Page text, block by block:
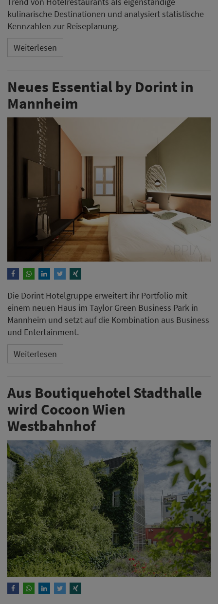
kulinarische Destinationen und analysiert statistische
Kennzahlen zur Reiseplanung.
Weiterlesen
Neues Essential by Dorint in
Mannheim
Die Dorint Hotelgruppe erweitert ihr Portfolio mit
einem neuen Haus im Taylor Green Business Park in
Mannheim und setzt auf die Kombination aus Business
und Entertainment.
Weiterlesen
Aus Boutiquehotel Stadthalle
wird Cocoon Wien
Westbahnhof